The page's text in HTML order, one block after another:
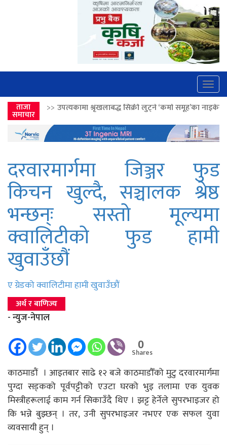
ताजा
समाचार
श्रृंखलाबद्ध सिक्री लुट्ने ‘कर्मा समूह’का नाइकेसहित पाँच पक्राउ >>
दरवारमार्गमा जिञ्जर फुड
किचन खुल्दै, सञ्चालक श्रेष्ठ
भन्छन्ः सस्तो मूल्यमा
क्वालिटीको फुड हामी
खुवाउँछौं
ए ग्रेडको क्वालिटीमा हामी खुवाउँछौं
अर्थ र बाणिज्य
- न्युज-नेपाल
0
Shares
काठमाडौं । आइतबार साढे १२ बजे काठमाडौँको मुटु दरवारमार्गमा
पुग्दा सड्कको पूर्वपट्टीको एउटा घरको भुइ तलामा एक युवक
मिस्त्रीहरूलाई काम गर्न सिकाउँदै थिए । झट्ट हेर्नेले सुपरभाइजर हो
कि भन्ने बुझ्छन् । तर, उनी सुपरभाइजर नभएर एक सफल युवा
व्यवसायी हुन् ।